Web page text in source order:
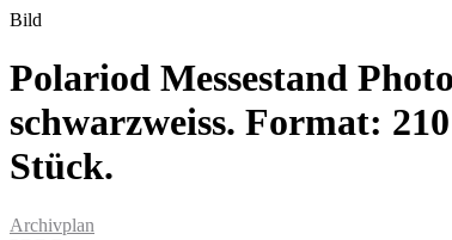
Bild
Polariod Messestand
schwarzweiss. Format:
Stück.
Archivplan